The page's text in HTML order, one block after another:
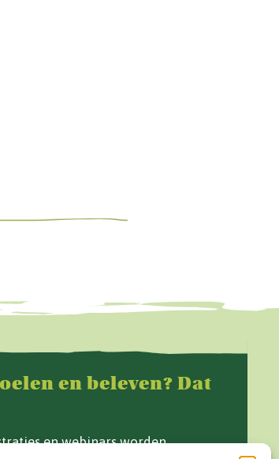
en beleven? Dat
en webinars worden